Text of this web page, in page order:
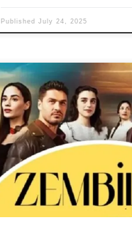
PublishedJuly 24, 2025